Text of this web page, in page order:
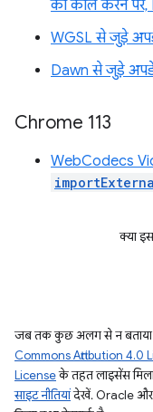
को कॉल करने पर,
WGSL से जुड़े
Dawn से जुड़े
Chrome 113
WebCodecs
क्या
जब तक कुछ अलग से न बताया
Commons Attribution 4.0
Licenseके तहत लाइसेंस मिला
साइट नीतियांदेखें. Oracle और/